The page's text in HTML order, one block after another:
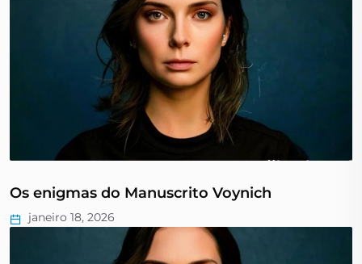
Os enigmas do Manuscrito Voynich
janeiro 18, 2026